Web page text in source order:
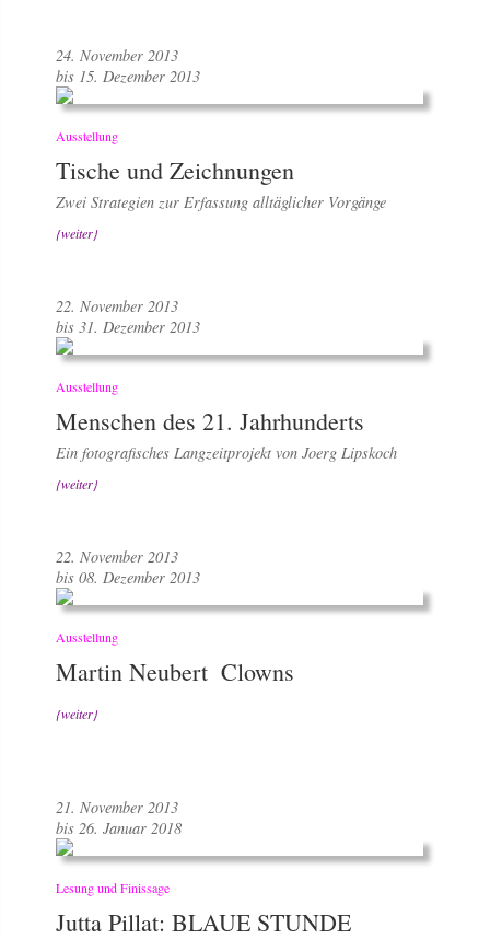
24. November 2013
bis 15. Dezember 2013
Ausstellung
Tische und Zeichnungen
Zwei Strategien zur Erfassung alltäglicher Vorgänge
{weiter}
22. November 2013
bis 31. Dezember 2013
Ausstellung
Menschen des 21. Jahrhunderts
Ein fotografisches Langzeitprojekt von Joerg Lipskoch
{weiter}
22. November 2013
bis 08. Dezember 2013
Ausstellung
Martin Neubert  Clowns
{weiter}
21. November 2013
bis 26. Januar 2018
Lesung und Finissage
Jutta Pillat: BLAUE STUNDE